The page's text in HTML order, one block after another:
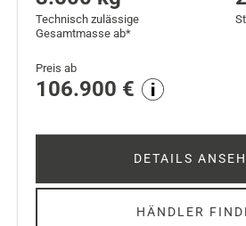
Technisch zulässige
Gesamtmasse ab*
Preis ab
106.900 €
DETAILS
HÄNDLER